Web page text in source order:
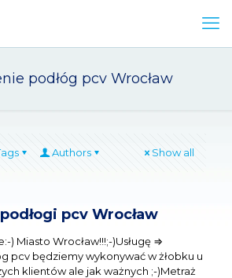
podłóg pcv Wrocław
Authors Show all
pcv Wrocław
) Miasto Wrocław!!!;-)Usługę ⇒
pcv będziemy wykonywać w żłobku u
klientów ale jak ważnych ;-)Metraż